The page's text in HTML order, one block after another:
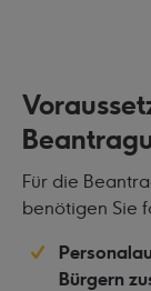
Für die
benötigen Sie
Bürgern